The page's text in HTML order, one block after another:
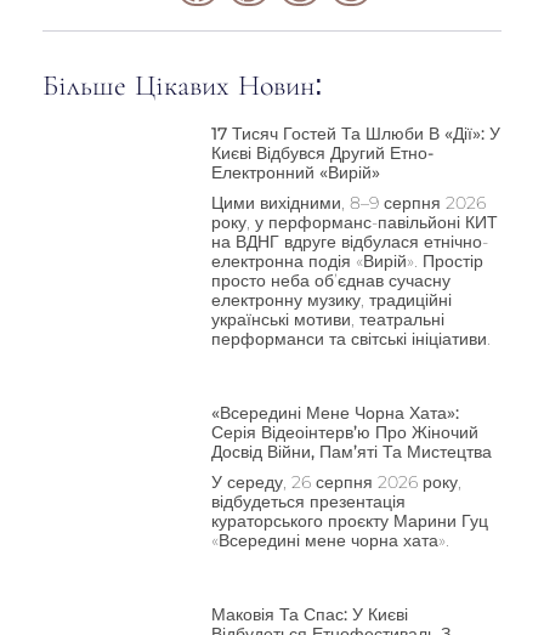
Більше Цікавих Новин:
17 Тисяч Гостей Та Шлюби В «Дії»: У
Києві Відбувся Другий Етно-
Електронний «Вирій»
Цими вихідними, 8–9 серпня 2026
року, у перформанс-павільйоні КИТ
на ВДНГ вдруге відбулася етнічно-
електронна подія «Вирій». Простір
просто неба об’єднав сучасну
електронну музику, традиційні
українські мотиви, театральні
перформанси та світські ініціативи.
«Всередині Мене Чорна Хата»:
Серія Відеоінтерв’ю Про Жіночий
Досвід Війни, Пам’яті Та Мистецтва
У середу, 26 серпня 2026 року,
відбудеться презентація
кураторського проєкту Марини Гуц
«Всередині мене чорна хата».
Маковія Та Спас: У Києві